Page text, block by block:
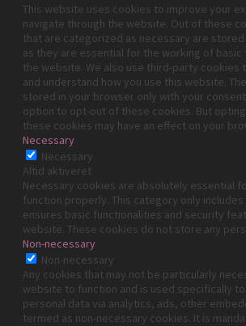
This website uses cookies to improve your
navigate through the website. Out of these
that are categorized as necessary are
as they are essential for the working of
the website. We also use third-party cookies
and understand how you use this website.
stored in your browser only with your
option to opt-out of these cookies. But
these cookies may have an effect on your
Necessary
Necessary
Altid aktiveret
Necessary cookies are absolutely essential
function properly. This category only
ensures basic functionalities and security
website. These cookies do not store any
Non-necessary
Non-necessary
Any cookies that may not be particularly
website to function and is used specifically
personal data via analytics, ads, other
termed as non-necessary cookies. It is